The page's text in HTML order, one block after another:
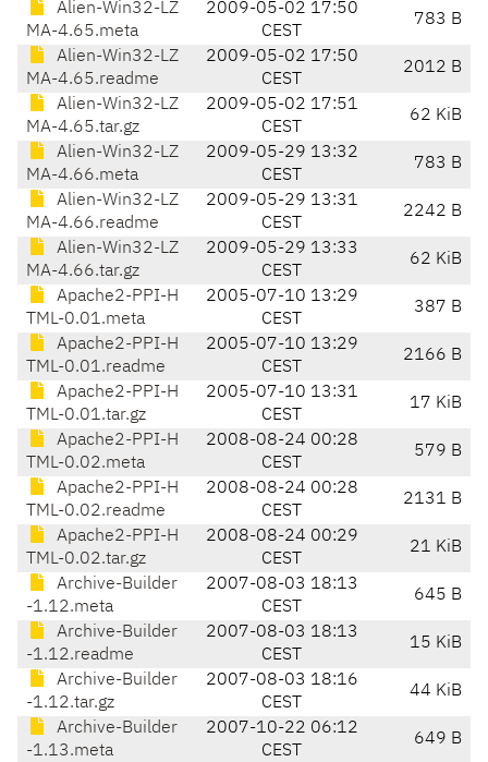
Alien-Win32-LZ
MA-4.65.meta
2009-05-02 17:50
CEST
783 B
Alien-Win32-LZ
MA-4.65.readme
2009-05-02 17:50
CEST
2012 B
Alien-Win32-LZ
MA-4.65.tar.gz
2009-05-02 17:51
CEST
62 KiB
Alien-Win32-LZ
MA-4.66.meta
2009-05-29 13:32
CEST
783 B
Alien-Win32-LZ
MA-4.66.readme
2009-05-29 13:31
CEST
2242 B
Alien-Win32-LZ
MA-4.66.tar.gz
2009-05-29 13:33
CEST
62 KiB
Apache2-PPI-H
TML-0.01.meta
2005-07-10 13:29
CEST
387 B
Apache2-PPI-H
TML-0.01.readme
2005-07-10 13:29
CEST
2166 B
Apache2-PPI-H
TML-0.01.tar.gz
2005-07-10 13:31
CEST
17 KiB
Apache2-PPI-H
TML-0.02.meta
2008-08-24 00:28
CEST
579 B
Apache2-PPI-H
TML-0.02.readme
2008-08-24 00:28
CEST
2131 B
Apache2-PPI-H
TML-0.02.tar.gz
2008-08-24 00:29
CEST
21 KiB
Archive-Builder
-1.12.meta
2007-08-03 18:13
CEST
645 B
Archive-Builder
-1.12.readme
2007-08-03 18:13
CEST
15 KiB
Archive-Builder
-1.12.tar.gz
2007-08-03 18:16
CEST
44 KiB
Archive-Builder
-1.13.meta
2007-10-22 06:12
CEST
649 B